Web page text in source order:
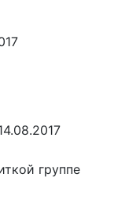
группе